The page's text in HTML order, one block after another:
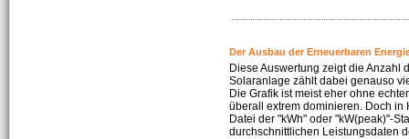
Der Ausbau der Erneuerbaren
Diese Auswertung zeigt die Anzahl
Solaranlage zählt dabei genauso
Die Grafik ist meist eher ohne
überall extrem dominieren. Doch in
Datei der "kWh" oder "kW(peak)"-
durchschnittlichen Leistungsdaten